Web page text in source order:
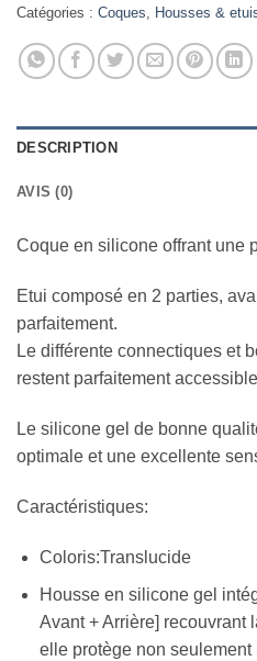
Catégories : Coques Housses &
DESCRIPTION
AVIS (0)
Coque en silicone offrant une
Etui composé en 2 parties,
parfaitement.
Le différente connectiques et
restent parfaitement
Le silicone gel de bonne
optimale et une excellente
Caractéristiques:
Coloris:Translucide
Housse en silicone gel
Avant + Arrière] recouvrant
elle protège non